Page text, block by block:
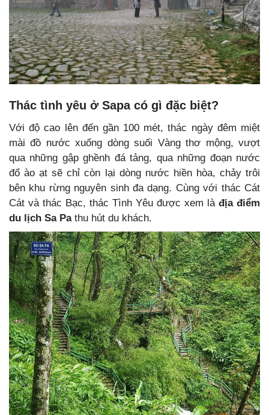
Thác tình yêu ở Sapa có gì đặc biệt?
Với độ cao lên đến gần 100 mét, thác ngày đêm miệt
mài đồ nước xuống dòng suối Vàng thơ mộng, vượt
qua những gập ghềnh đá tảng, qua những đoạn nước
đổ ào ạt sẽ chỉ còn lại dòng nước hiền hòa, chảy trôi
bên khu rừng nguyên sinh đa dạng. Cùng với thác Cát
Cát và thác Bạc, thác Tình Yêu được xem là địa điểm
du lịch Sa Pathu hút du khách.